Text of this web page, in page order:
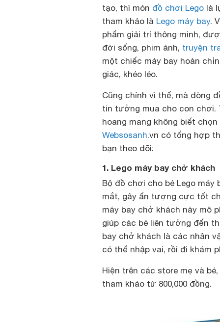
tạo, thì món đồ chơi Lego là
tham khảo là Lego máy bay.
phẩm giải trí thông minh,
đời sống, phim ảnh, truyện
một chiếc máy bay hoàn
giác, khéo léo.
Cũng chính vì thế, mà dòng
tin tưởng mua cho con chơi.
hoang mang không biết
Websosanh.vn có tổng hợp
bạn theo dõi:
1. Lego máy bay chở khách
Bộ đồ chơi cho bé Lego
mắt, gây ấn tượng cực tốt
máy bay chở khách này mô
giúp các bé liên tưởng đến
bay chở khách là các nhân
có thể nhập vai, rồi đi khám
Hiện trên các store mẹ và
tham khảo từ 800,000 đồng.